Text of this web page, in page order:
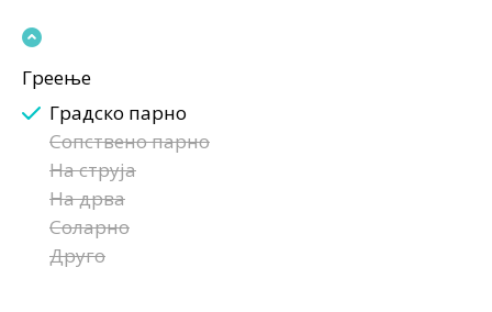
Греење
Градско парно
Сопствено парно
На струја
На дрва
Соларно
Друго